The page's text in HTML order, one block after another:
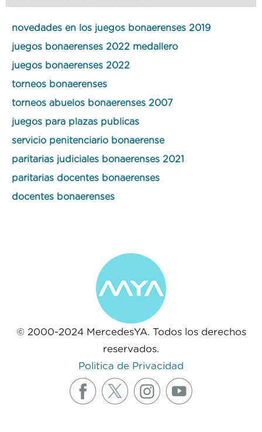
novedades en los juegos bonaerenses 2019
juegos bonaerenses 2022 medallero
juegos bonaerenses 2022
torneos bonaerenses
torneos abuelos bonaerenses 2007
juegos para plazas publicas
servicio penitenciario bonaerense
paritarias judiciales bonaerenses 2021
paritarias docentes bonaerenses
docentes bonaerenses
© 2000-2024 MercedesYA. Todos los derechos
reservados.
Politica de Privacidad